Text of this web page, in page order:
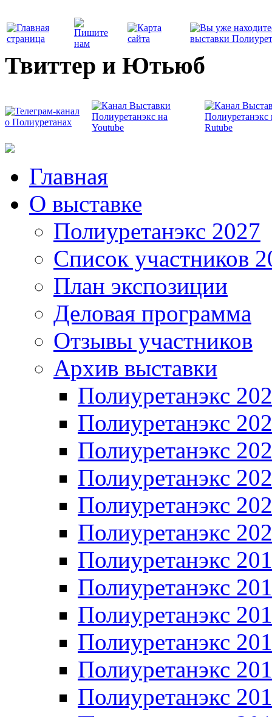
Твиттер и Ютьюб
Главная
О выставке
Полиуретанэкс 2027
Список участников
План экспозиции
Деловая программа
Отзывы участников
Архив выставки
Полиуретанэкс
Полиуретанэкс
Полиуретанэкс
Полиуретанэкс
Полиуретанэкс
Полиуретанэкс
Полиуретанэкс
Полиуретанэкс
Полиуретанэкс
Полиуретанэкс
Полиуретанэкс
Полиуретанэкс